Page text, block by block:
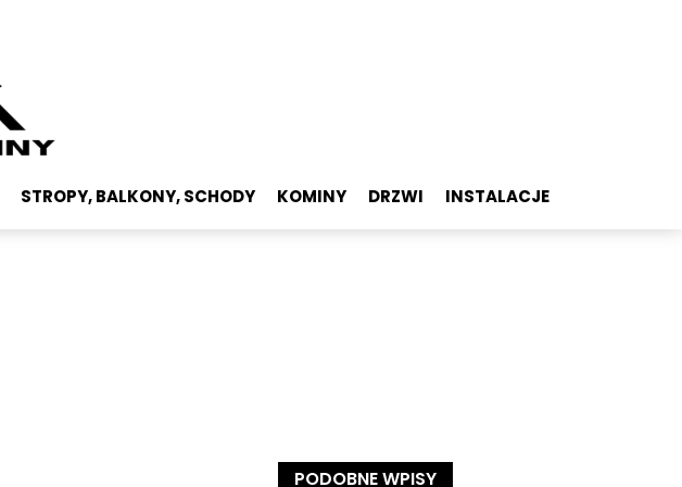
STROPY, BALKONY, SCHODY KOMINY DRZWI INSTALACJE
PODOBNE WPISY